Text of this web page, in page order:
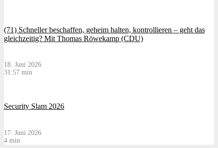
(71) Schneller beschaffen, geheim halten, kontrollieren – geht das
gleichzeitig? Mit Thomas Röwekamp (CDU)
18. Juni 2026
31:57 min
Security Slam 2026
17. Juni 2026
4 min